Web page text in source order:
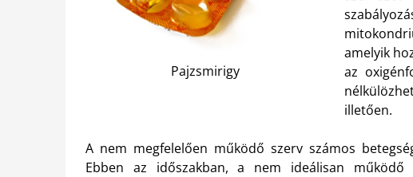
Pajzsmirigy
amelyik
az
illetően.
A nem megfelelően működő szerv számos
Ebben az időszakban, a nem ideálisan működő